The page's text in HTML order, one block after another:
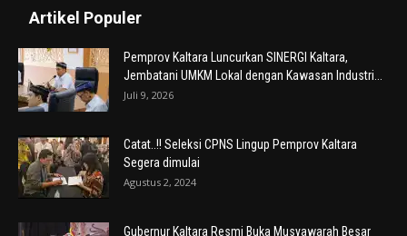
Artikel Populer
Pemprov Kaltara Luncurkan SINERGI Kaltara,
Jembatani UMKM Lokal dengan Kawasan Industri...
Juli 9, 2026
Catat..!! Seleksi CPNS Lingup Pemprov Kaltara
Segera dimulai
Agustus 2, 2024
Gubernur Kaltara Resmi Buka Musyawarah Besar